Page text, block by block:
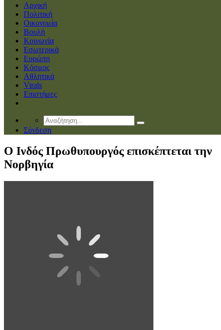
Αρχική
Πολιτική
Οικονομία
Βουλή
Κοινωνία
Εσωτερικά
Ευρώπη
Κόσμος
Αθλητικά
Virals
Επιστήμες
Σύνδεση
Ο Ινδός Πρωθυπουργός επισκέπτεται την
Νορβηγία